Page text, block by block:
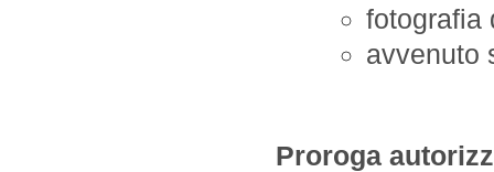
fotografia
avvenuto
Proroga